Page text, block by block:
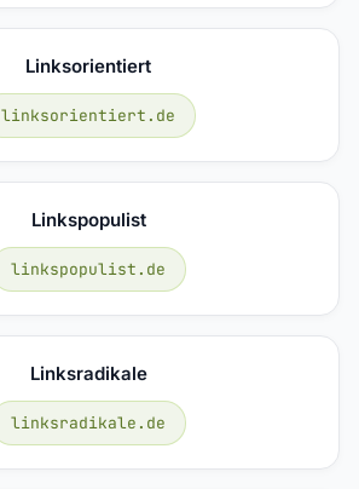
Linksorientiert
linksorientiert.de
Linkspopulist
linkspopulist.de
Linksradikale
linksradikale.de